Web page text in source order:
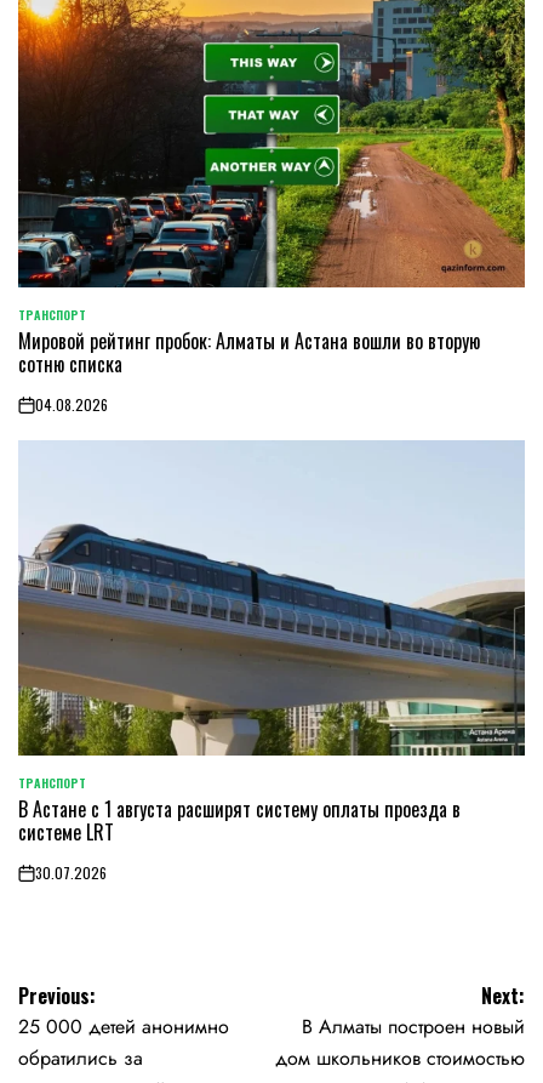
POSTED
IN
ТРАНСПОРТ
Мировой рейтинг пробок: Алматы и Астана вошли во вторую
сотню списка
on04.08.2026
POSTED
IN
ТРАНСПОРТ
В Астане с 1 августа расширят систему оплаты проезда в
системе LRT
on30.07.2026
Навигация
по
Previous:
25 000 детей анонимно
обратились за
Next:
В Алматы построен новый
дом школьников стоимостью